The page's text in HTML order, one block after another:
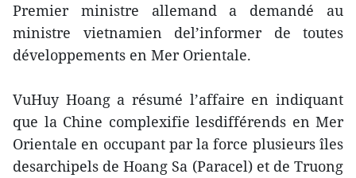
Premier ministre allemand a demandé au
ministre vietnamien del’informer de toutes
développements en Mer Orientale.
VuHuy Hoang a résumé l’affaire en indiquant
que la Chine complexifie lesdifférends en Mer
Orientale en occupant par la force plusieurs îles
desarchipels de Hoang Sa (Paracel) et de Truong